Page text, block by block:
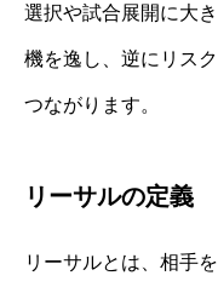
選択や試合展開に大
機を逸し、逆にリス
つながります。
リーサルの定義
リーサルとは、相手